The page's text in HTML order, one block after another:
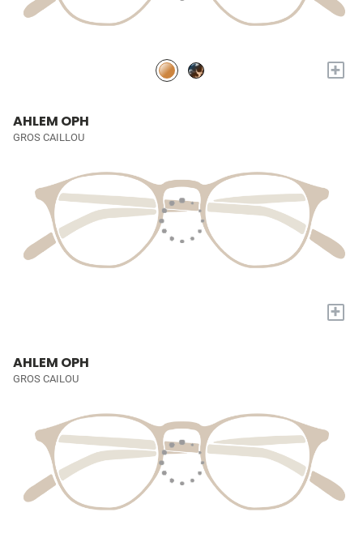
+
AHLEM OPH
GROS CAILLOU
+
AHLEM OPH
GROS CAILOU